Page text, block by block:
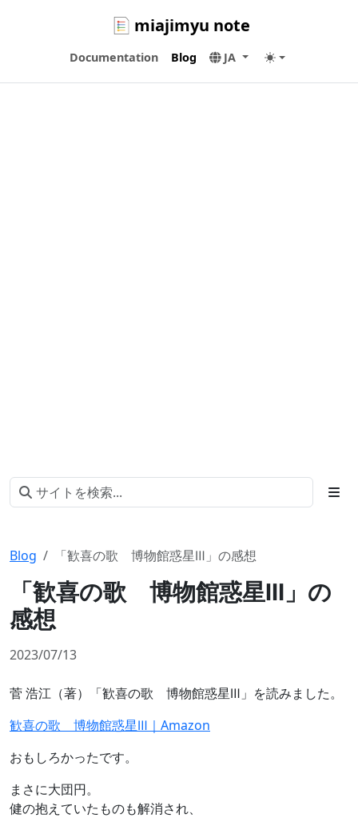
miajimyu note
Documentation Blog JA
Blog 「歓喜の歌 博物館惑星Ⅲ」の感想
「歓喜の歌 博物館惑星Ⅲ」の
感想
2023/07/13
菅 浩江（著）「歓喜の歌 博物館惑星Ⅲ」を読みました。
歓喜の歌 博物館惑星Ⅲ｜Amazon
おもしろかったです。
まさに大団円。
健の抱えていたものも解消され、